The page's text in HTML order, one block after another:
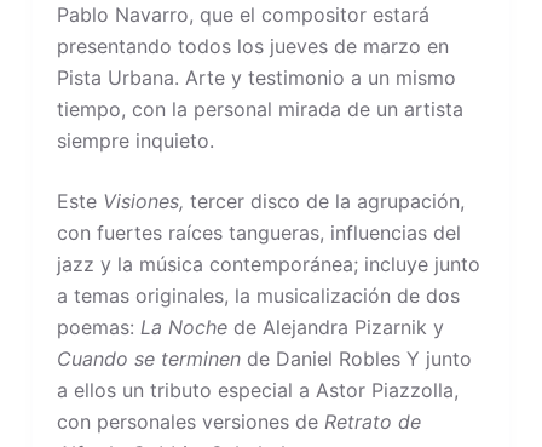
Pablo Navarro, que el compositor estará
presentando todos los jueves de marzo en
Pista Urbana. Arte y testimonio a un mismo
tiempo, con la personal mirada de un artista
siempre inquieto.
Este Visiones, tercer disco de la agrupación,
con fuertes raíces tangueras, influencias del
jazz y la música contemporánea; incluye junto
a temas originales, la musicalización de dos
poemas: La Nochede Alejandra Pizarnik y
Cuando se terminende Daniel Robles Y junto
a ellos un tributo especial a Astor Piazzolla,
con personales versiones de Retrato de